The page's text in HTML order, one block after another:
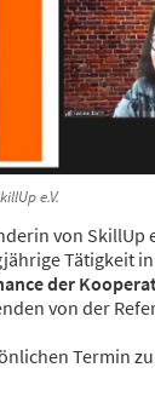
e.V.
von SkillUp
Tätigkeit
der
von der
Termin